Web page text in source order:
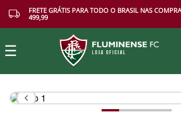
FRETE GRÁTIS PARA TODO O BRASIL NAS
499,99
☰
Buscar